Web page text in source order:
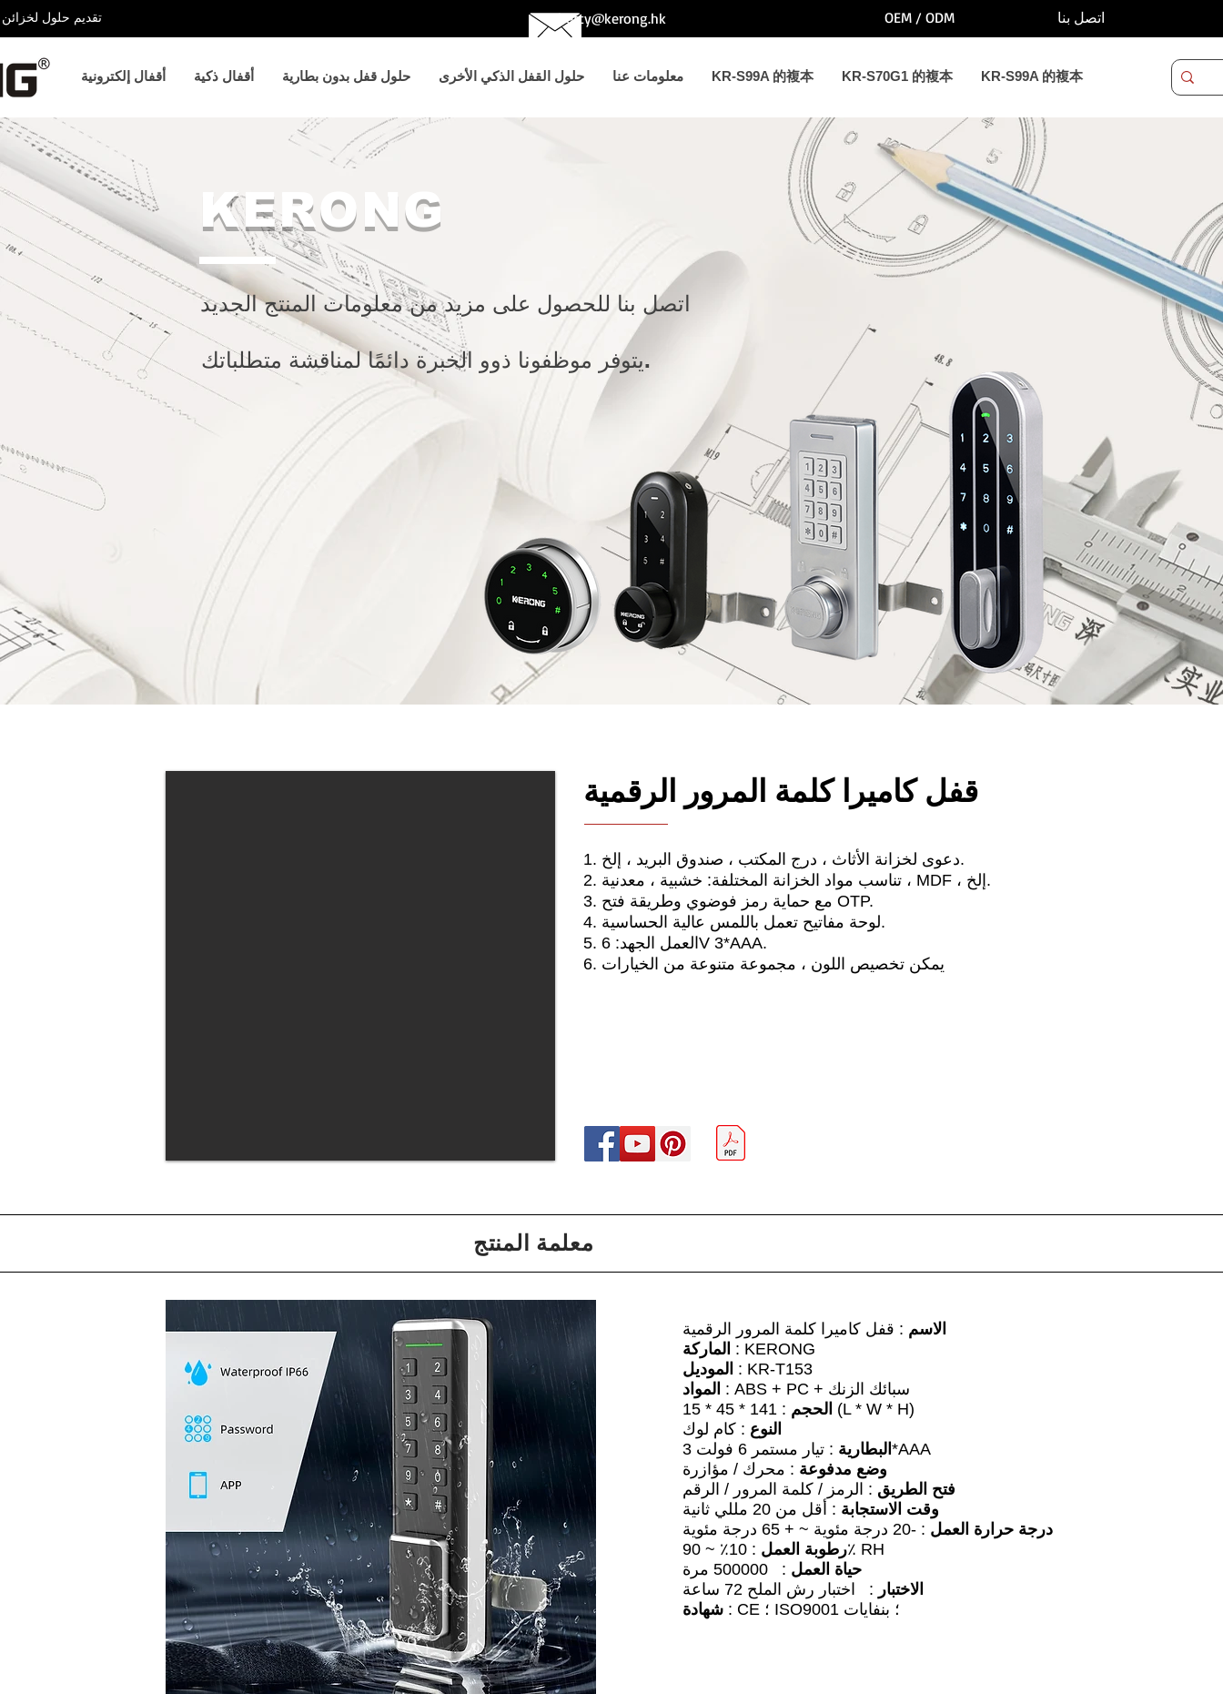
تقديم حلول لخزائن betty@kerong.hk OEM / ODM اتصل بنا
أقفال إلكترونية أقفال ذكية حلول قفل بدون بطارية حلول القفل الذكي الأخرى معلومات عنا KR-S99A 的複本 KR-S70G1 的複本 KR-S99A 的複本
KERONG
اتصل بنا للحصول على مزيد من معلومات المنتج الجديد
يتوفر موظفونا ذوو الخبرة دائمًا لمناقشة متطلباتك.
قفل كاميرا كلمة المرور الرقمية
1. دعوى لخزانة الأثاث ، درج المكتب ، صندوق البريد ، إلخ.
2. تناسب مواد الخزانة المختلفة: خشبية ، معدنية ، MDF ، إلخ.
3. مع حماية رمز فوضوي وطريقة فتح OTP.
4. لوحة مفاتيح تعمل باللمس عالية الحساسية.
5. العمل الجهد: 6V 3*AAA.
6. يمكن تخصيص اللون ، مجموعة متنوعة من الخيارات
معلمة المنتج
الاسم : قفل كاميرا كلمة المرور الرقمية
الماركة : KERONG
الموديل : KR-T153
المواد
: ABS + PC + سبائك الزنك
الحجم : 141 * 45 * 15 (L * W * H)
النوع : كام لوك
البطارية : تيار مستمر 6 فولت
3*AAA
وضع مدفوعة : محرك / مؤازرة
فتح الطريق : الرمز / كلمة المرور / الرقم
وقت الاستجابة : أقل من 20 مللي ثانية
درجة حرارة العمل : -20 درجة مئوية ~ + 65 درجة مئوية
رطوبة العمل: 10٪ ~ 90٪ RH
حياة العمل : 500000 مرة
الاختبار : اختبار رش الملح 72 ساعة
شهادة
: CE ؛ ISO9001 ؛ بنفايات